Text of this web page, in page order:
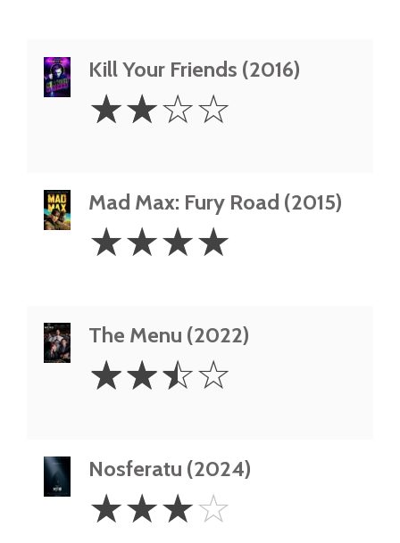
Kill Your Friends (2016)
Stars
☆☆☆☆
Mad Max: Fury Road (2015)
Stars
☆☆☆☆
The Menu (2022)
2.5
Stars
☆☆☆☆
Nosferatu (2024)
Stars
☆☆☆☆